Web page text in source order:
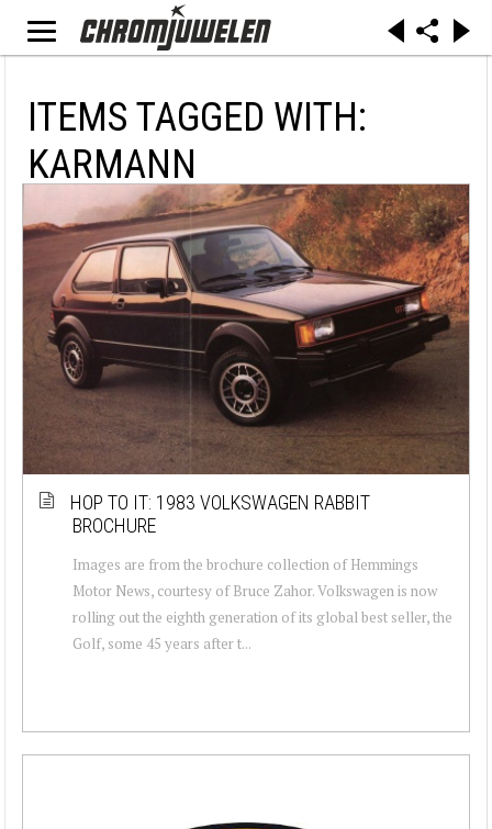
ITEMS TAGGED WITH:
KARMANN
HOP TO IT: 1983 VOLKSWAGEN RABBIT
BROCHURE
Images are from the brochure collection of Hemmings
Motor News, courtesy of Bruce Zahor. Volkswagen is now
rolling out the eighth generation of its global best seller, the
Golf, some 45 years after t...